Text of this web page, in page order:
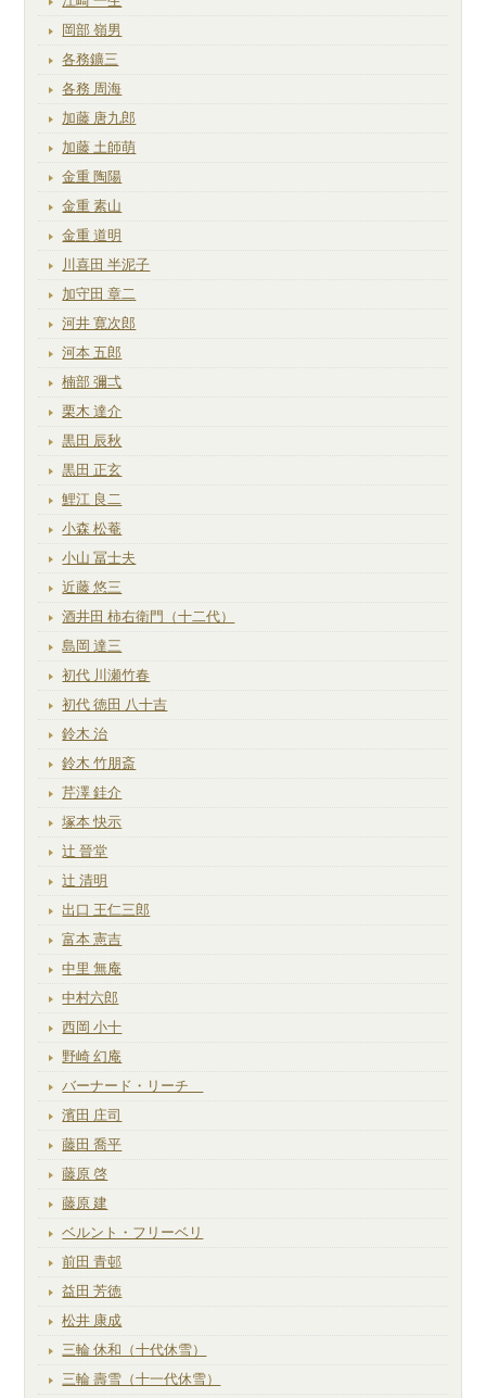
岡部 嶺男
各務鑛三
各務 周海
加藤 唐九郎
加藤 土師萌
金重 陶陽
金重 素山
金重 道明
川喜田 半泥子
加守田 章二
河井 寛次郎
河本 五郎
楠部 彌弌
栗木 達介
黒田 辰秋
黒田 正玄
鯉江 良二
小森 松菴
小山 冨士夫
近藤 悠三
酒井田 柿右衛門（十二代）
島岡 達三
初代 川瀬竹春
初代 徳田 八十吉
鈴木 治
鈴木 竹朋斎
芹澤 銈介
塚本 快示
辻 晉堂
辻 清明
出口 王仁三郎
富本 憲吉
中里 無庵
中村六郎
西岡 小十
野崎 幻庵
バーナード・リーチ
濱田 庄司
藤田 喬平
藤原 啓
藤原 建
ベルント・フリーベリ
前田 青邨
益田 芳徳
松井 康成
三輪 休和（十代休雪）
三輪 壽雪（十一代休雪）